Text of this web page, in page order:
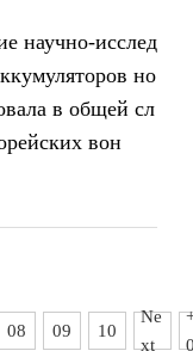
научно-исслед
но
в общей сл
вон
08 09 10
Ne
xt